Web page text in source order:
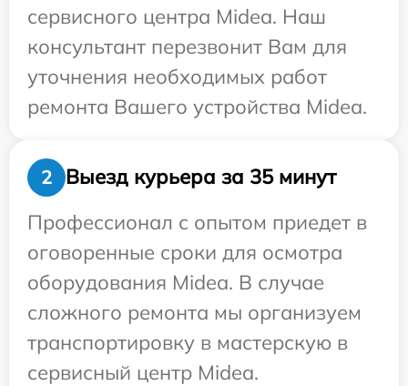
сервисного центра Midea. Наш
консультант перезвонит Вам для
уточнения необходимых работ
ремонта Вашего устройства Midea.
2
Выезд курьера за 35 минут
Профессионал с опытом приедет в
оговоренные сроки для осмотра
оборудования Midea. В случае
сложного ремонта мы организуем
транспортировку в мастерскую в
сервисный центр Midea.